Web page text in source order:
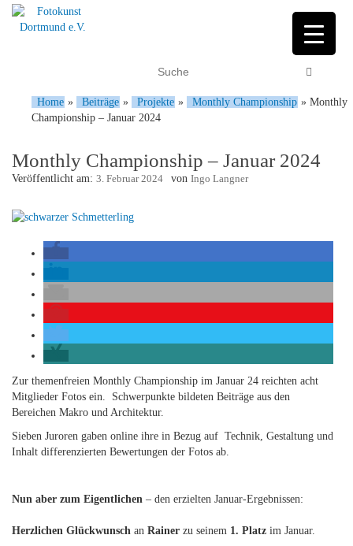
Home » Beiträge » Projekte » Monthly Championship »Monthly
Championship – Januar 2024
Monthly Championship – Januar 2024
Veröffentlicht am: 3. Februar 2024 von Ingo Langner
Zur themenfreien Monthly Championship im Januar 24 reichten acht
Mitglieder Fotos ein. Schwerpunkte bildeten Beiträge aus den
Bereichen Makro und Architektur.
Sieben Juroren gaben online ihre in Bezug auf Technik, Gestaltung und
Inhalt differenzierten Bewertungen der Fotos ab.
Nun aber zum Eigentlichen – den erzielten Januar-Ergebnissen:
Herzlichen Glückwunsch an Rainer zu seinem 1. Platz im Januar.